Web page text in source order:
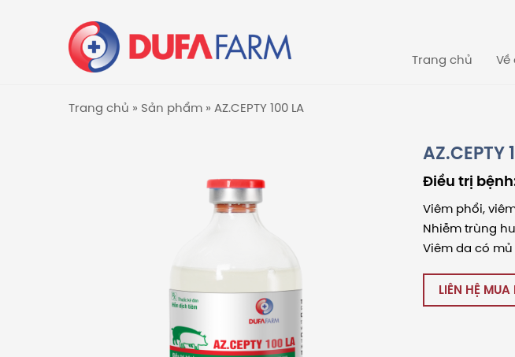
Trang chủ
Trang chủ » Sản phẩm » AZ.CEPTY 100 LA
AZ.CEPTY
Điều trị
Viêm phổi,
Nhiễm trùng
Viêm da có mủ
LIÊN HỆ